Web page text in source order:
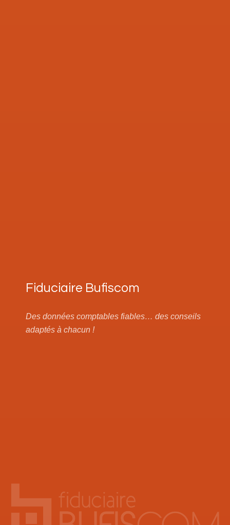
Fiduciaire Bufiscom
Des données comptables fiables… des conseils
adaptés à chacun !